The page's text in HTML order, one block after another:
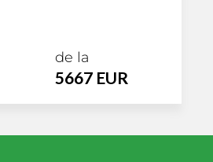
de la
5667 EUR